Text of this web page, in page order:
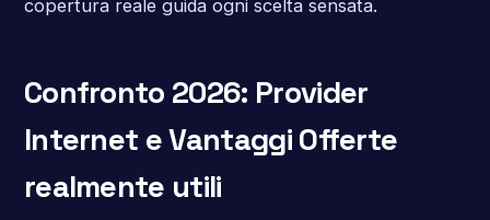
copertura reale guida ogni scelta sensata.
Confronto 2026: Provider
Internet e Vantaggi Offerte
realmente utili